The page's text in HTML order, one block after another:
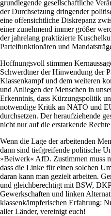
grundlegende gesellschaftliche
der Durchsetzung dringender
eine offensichtliche Diskrepanz
einer zunehmend immer größer
der jahrelang praktizierte
Parteifunktionären und
Hoffnungsvoll stimmen
Schwerdtner der Hinwendung der
Klassenkampf und dem weiteren
und Anliegen der Menschen in
Erkenntnis, dass Kürzungspolitik
notwendige Kritik an NATO und
durchsetzen. Der heraufziehende
nicht nur auf die erstarkende
Wenn die Lage der arbeitenden
dann sind tiefgreifende politische
»Beiwerk« AfD. Zustimmen muss
dass die Linke für einen solchen
daran kann man gezielt arbeiten.
und gleichberechtigt mit BSW,
Gewerkschaften und linken
klassenkämpferischen Erfahrung:
aller Länder, vereinigt euch!